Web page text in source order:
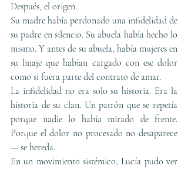
Después, el origen.
Su madre había perdonado una infidelidad de
su padre en silencio. Su abuela había hecho lo
mismo. Y antes de su abuela, había mujeres en
su linaje que habían cargado con ese dolor
como si fuera parte del contrato de amar.
La infidelidad no era solo su historia. Era la
historia de su clan. Un patrón que se repetía
porque nadie lo había mirado de frente.
Porque el dolor no procesado no desaparece
— se hereda.
En un movimiento sistémico, Lucía pudo ver